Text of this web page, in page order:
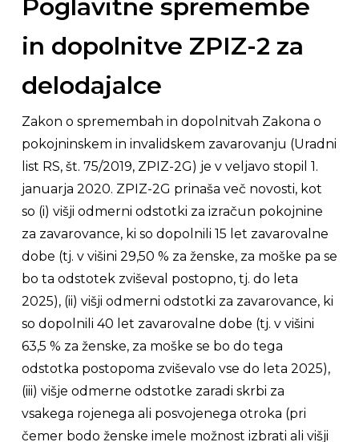
Poglavitne spremembe
in dopolnitve ZPIZ-2 za
delodajalce
Zakon o spremembah in dopolnitvah Zakona o
pokojninskem in invalidskem zavarovanju (Uradni
list RS, št. 75/2019, ZPIZ-2G) je v veljavo stopil 1.
januarja 2020. ZPIZ-2G prinaša več novosti, kot
so (i) višji odmerni odstotki za izračun pokojnine
za zavarovance, ki so dopolnili 15 let zavarovalne
dobe (tj. v višini 29,50 % za ženske, za moške pa se
bo ta odstotek zviševal postopno, tj. do leta
2025), (ii) višji odmerni odstotki za zavarovance, ki
so dopolnili 40 let zavarovalne dobe (tj. v višini
63,5 % za ženske, za moške se bo do tega
odstotka postopoma zviševalo vse do leta 2025),
(iii) višje odmerne odstotke zaradi skrbi za
vsakega rojenega ali posvojenega otroka (pri
čemer bodo ženske imele možnost izbrati ali višji